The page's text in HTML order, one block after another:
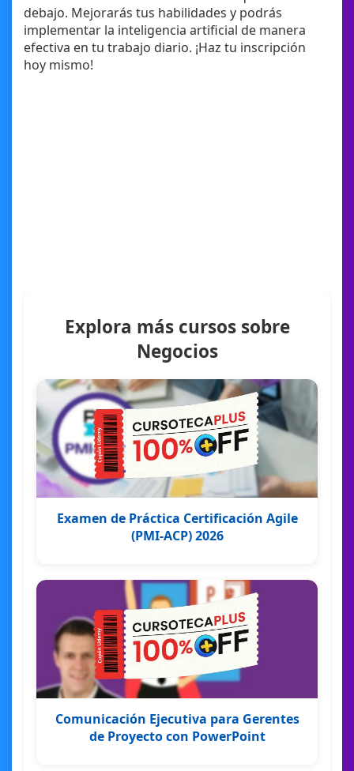
debajo. Mejorarás tus habilidades y podrás
implementar la inteligencia artificial de manera
efectiva en tu trabajo diario. ¡Haz tu inscripción
hoy mismo!
Explora más cursos sobre
Negocios
Examen de Práctica Certificación Agile
(PMI-ACP) 2026
Comunicación Ejecutiva para Gerentes
de Proyecto con PowerPoint